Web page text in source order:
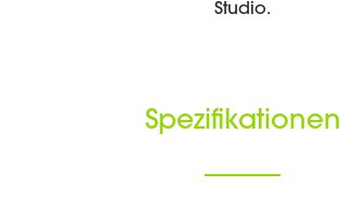
Studio.
Spezifikationen